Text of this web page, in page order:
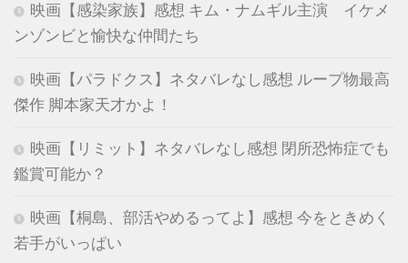
映画【感染家族】感想 キム・ナムギル主演 イケメ
ンゾンビと愉快な仲間たち
映画【パラドクス】ネタバレなし感想 ループ物最高
傑作 脚本家天才かよ！
映画【リミット】ネタバレなし感想 閉所恐怖症でも
鑑賞可能か？
映画【桐島、部活やめるってよ】感想 今をときめく
若手がいっぱい